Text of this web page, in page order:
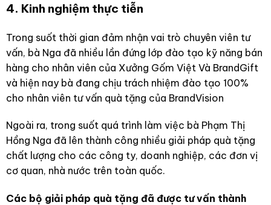
4. Kinh nghiệm thực tiễn
Trong suốt thời gian đảm nhận vai trò chuyên viên tư
vấn, bà Nga đã nhiều lần đứng lớp đào tạo kỹ năng bán
hàng cho nhân viên của Xưởng Gốm Việt Và BrandGift
và hiện nay bà đang chịu trách nhiệm đào tạo 100%
cho nhân viên tư vấn quà tặng của BrandVision
Ngoài ra, trong suốt quá trình làm việc bà Phạm Thị
Hồng Nga đã lên thành công nhiều giải pháp quà tặng
chất lượng cho các công ty, doanh nghiệp, các đơn vị
cơ quan, nhà nước trên toàn quốc.
Các bộ giải pháp quà tặng đã được tư vấn thành